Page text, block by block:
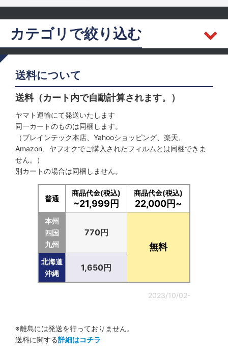
カテゴリで絞り込む
フロントドア
サンルーフ
送料について
送料（カート内で自動計算されます。）
ヤマト運輸にて発送いたします
同一カートのものは同梱します。
（ブレインテック本店、Yahooショッピング、楽天、
Amazon、ヤフオクでご購入されたフィルムとは同梱できま
せん。）
別カートの場合は同梱しません。
普通
商品代金(税込)
~21,999円
商品代金(税込)
22,000円~
本州
四国
九州
770円
無料
北海道
沖縄
1,650円
2023/10/02-
※離島には発送を行っておりません。
送料に関する詳細はコチラ